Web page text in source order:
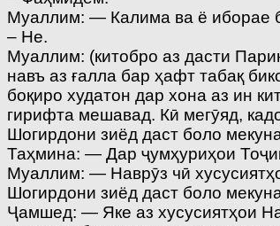
Муаллим: — Калима ва ё иборае
– Не.
Муаллим: (китобро аз дасти
навъ аз ғалла бар ҳафт табақ
боқиро худатон дар хона аз ин
гирифта мешавад. Кӣ мегӯяд,
Шогирдони зиёд даст боло
Таҳмина: — Дар ҷумҳуриҳои
Муаллим: — Наврӯз чӣ
Шогирдони зиёд даст боло
Ҷамшед: — Яке аз хусусиятҳои